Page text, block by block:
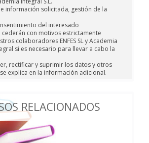
información solicitada, gestión de la
del interesado
cederán con motivos estrictamente
colaboradores ENFES SL y Academia
si es necesario para llevar a cabo la
rectificar y suprimir los datos y otros
explica en la información adicional.
RELACIONADOS